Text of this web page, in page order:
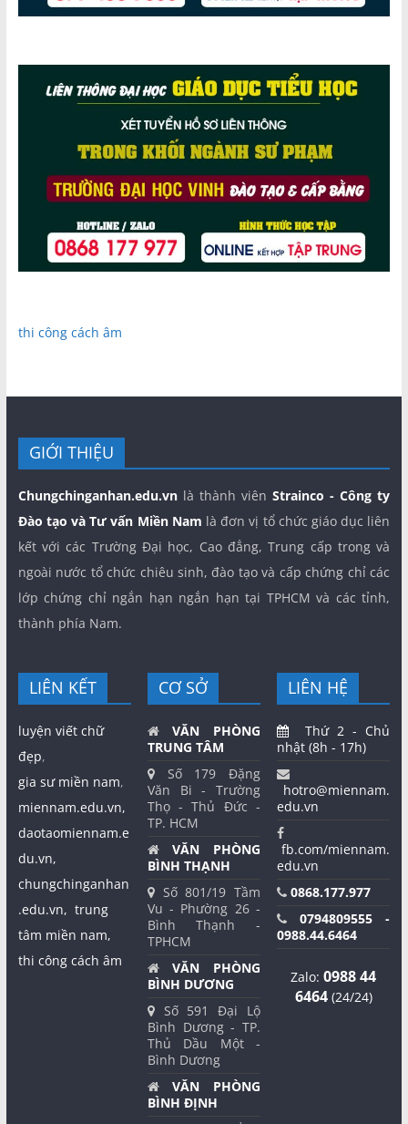
thi công cách âm
GIỚI THIỆU
Chungchinganhan.edu.vnlà thành viênStrainco - Công ty
Đào tạo và Tư vấn Miền Nam là đơn vị tổ chức giáo dục liên
kết với các Trường Đại học, Cao đẳng, Trung cấp trong và
ngoài nước tổ chức chiêu sinh, đào tạo và cấp chứng chỉ các
lớp chứng chỉ ngắn hạn ngắn hạn tại TPHCM và các tỉnh,
thành phía Nam.
LIÊN KẾT
luyện viết chữ
đẹp,
gia sư miền nam,
miennam.edu.vn,
daotaomiennam.e
du.vn,
chungchinganhan
.edu.vn, trung
tâm miền nam,
thi công cách âm
CƠ SỞ
VĂN PHÒNG
TRUNG TÂM
Số 179 Đặng
Văn Bi - Trường
Thọ - Thủ Đức -
TP. HCM
VĂN PHÒNG
BÌNH THẠNH
Số 801/19 Tầm
Vu - Phường 26 -
Bình Thạnh -
TPHCM
VĂN PHÒNG
BÌNH DƯƠNG
Số 591 Đại Lộ
Bình Dương - TP.
Thủ Dầu Một -
Bình Dương
VĂN PHÒNG
BÌNH ĐỊNH
LIÊN HỆ
Thứ 2 - Chủ
nhật (8h - 17h)
hotro@miennam.
edu.vn
fb.com/miennam.
edu.vn
0868.177.977
0794809555 -
0988.44.6464
Zalo:0988 44
6464(24/24)